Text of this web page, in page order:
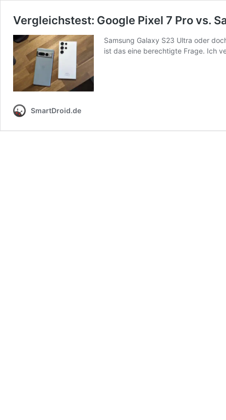
Vergleichstest: Google Pixel 7 Pro vs.
Samsung Galaxy S23 Ultra oder
ist das eine berechtigte Frage. Ich
SmartDroid.de